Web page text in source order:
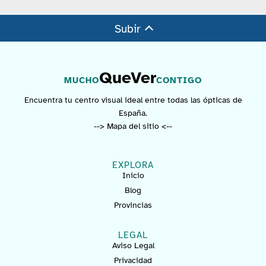
Subir
MUCHOQueVerCONTIGO
Encuentra tu centro visual ideal entre todas las ópticas de
España.
--> Mapa del sitio <--
EXPLORA
Inicio
Blog
Provincias
LEGAL
Aviso Legal
Privacidad